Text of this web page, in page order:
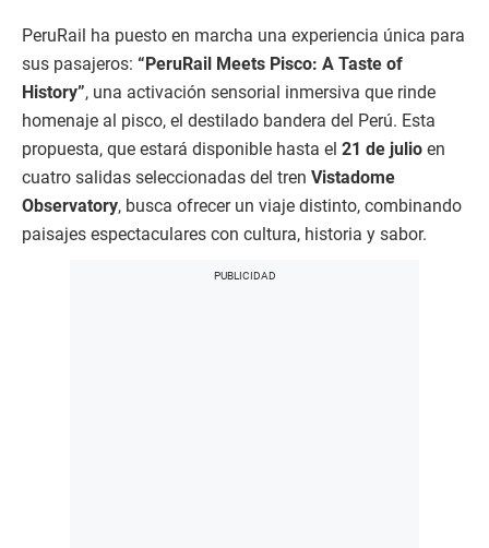
PeruRail ha puesto en marcha una experiencia única para
sus pasajeros: “PeruRail Meets Pisco: A Taste of
History”, una activación sensorial inmersiva que rinde
homenaje al pisco, el destilado bandera del Perú. Esta
propuesta, que estará disponible hasta el 21 de julio en
cuatro salidas seleccionadas del tren Vistadome
Observatory, busca ofrecer un viaje distinto, combinando
paisajes espectaculares con cultura, historia y sabor.